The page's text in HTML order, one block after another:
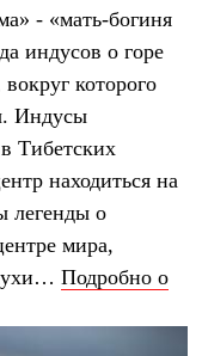
- «мать-богиня
индусов о горе
которого
Индусы
Тибетских
находиться на
легенды о
мира,
Подробно о